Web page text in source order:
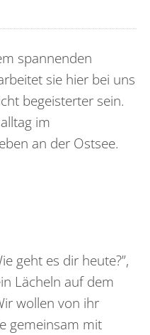
spannenden
sie hier bei uns
begeisterter sein.
im
an der Ostsee.
geht es dir heute?”,
Lächeln auf dem
wollen von ihr
gemeinsam mit